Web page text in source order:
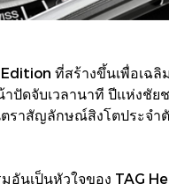
ที่สร้างขึ้นเพื่อเฉ
ปัดจับเวลานาที ปีแห่งชั
ราสัญลักษณ์สิงโตประจ
อันเป็นหัวใจของ TAG